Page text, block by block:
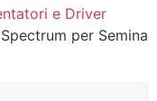
e Driver
per Semina